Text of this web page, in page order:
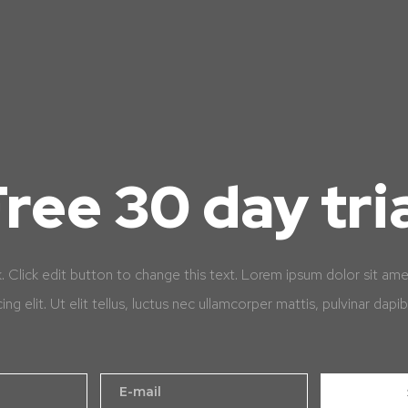
30 day
Click edit button to change this text. Lorem ipsum dolor sit
elit. Ut elit tellus, luctus nec ullamcorper mattis, pulvinar